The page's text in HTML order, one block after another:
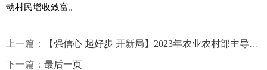
动村民增收致富。
上一篇： 【强信心 起好步 开新局】2023年农业农村部主导品种、主推技术发布 新疆加工番茄团队选育的“新红49号”上榜-天天视点
下一篇： 最后一页